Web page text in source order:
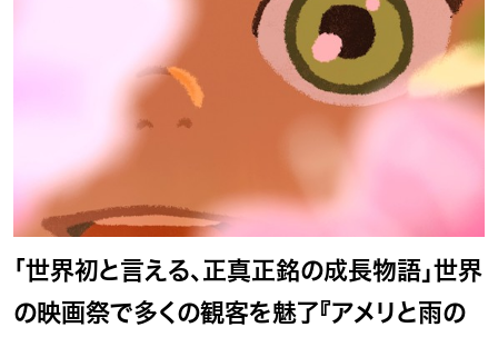
「世界初と言える、正真正銘の成長物語」世界
の映画祭で多くの観客を魅了『アメリと雨の